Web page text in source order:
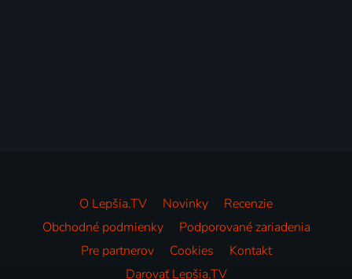
O Lepšia.TV Novinky
Recenzie
Obchodné podmienky
Podporované zariadenia
Pre partnerov
Cookies
Kontakt
Darovať Lepšia.TV